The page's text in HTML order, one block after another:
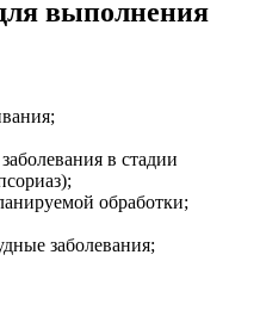
выполнения
в стадии
обработки;
заболевания;